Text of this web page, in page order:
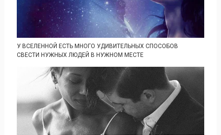
У ВСЕЛЕННОЙ ЕСТЬ МНОГО УДИВИТЕЛЬНЫХ СПОСОБОВ
СВЕСТИ НУЖНЫХ ЛЮДЕЙ В НУЖНОМ МЕСТЕ